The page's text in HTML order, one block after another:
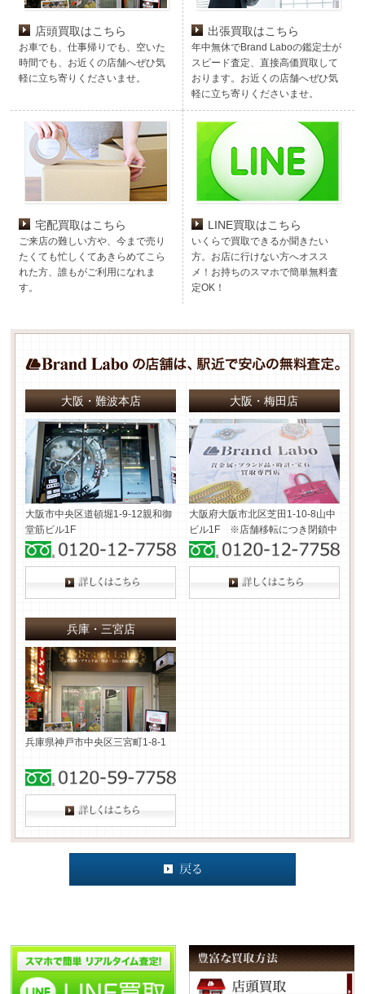
店頭買取はこちら
お車でも、仕事帰りでも、空いた
時間でも、お近くの店舗へぜひ気
軽に立ち寄りくださいませ。
出張買取はこちら
年中無休でBrand Laboの鑑定士が
スピード査定、直接高価買取して
おります。お近くの店舗へぜひ気
軽に立ち寄りくださいませ。
宅配買取はこちら
ご来店の難しい方や、今まで売り
たくても忙しくてあきらめてこら
れた方、誰もがご利用になれま
す。
LINE買取はこちら
いくらで買取できるか聞きたい
方。お店に行けない方へオスス
メ！お持ちのスマホで簡単無料査
定OK！
大阪・難波本店
大阪市中央区道頓堀1-9-12親和御
堂筋ビル1F
大阪・梅田店
大阪府大阪市北区芝田1-10-8山中
ビル1F ※店舗移転につき閉鎖中
兵庫・三宮店
兵庫県神戸市中央区三宮町1-8-1